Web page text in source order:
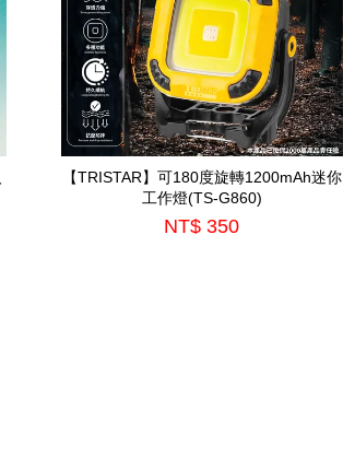
【TRISTAR】可180度旋轉1200mAh迷你
工作燈(TS-G860)
NT$ 350